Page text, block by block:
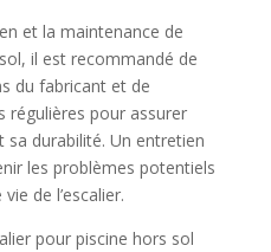
et la maintenance de
il est recommandé de
du fabricant et de
régulières pour assurer
durabilité. Un entretien
les problèmes potentiels
de l’escalier.
pour piscine hors sol